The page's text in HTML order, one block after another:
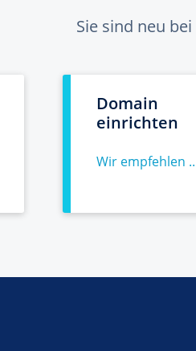
Sie sind neu
Domain
einrichten
Wir empfehlen